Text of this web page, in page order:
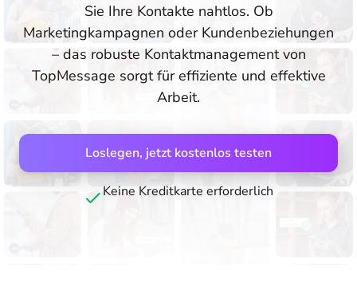
Sie Ihre Kontakte nahtlos. Ob
Marketingkampagnen oder Kundenbeziehungen
– das robuste Kontaktmanagement von
TopMessage sorgt für effiziente und effektive
Arbeit.
Loslegen, jetzt kostenlos testen
Keine Kreditkarte erforderlich